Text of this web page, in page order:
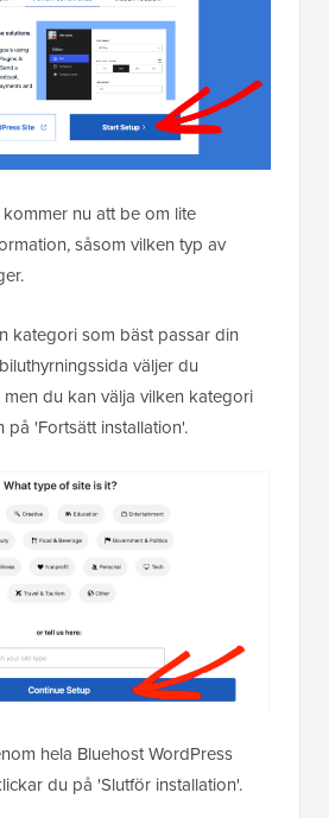
nu att be om lite
såsom vilken typ av
kategori som bäst passar din
väljer du
du kan välja vilken kategori
på 'Fortsätt installation'.
hela Bluehost WordPress
du på 'Slutför installation'.